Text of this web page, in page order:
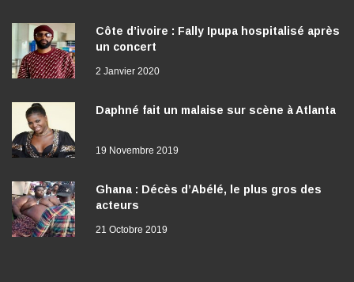
Côte d’ivoire : Fally Ipupa hospitalisé après
un concert
2 Janvier 2020
Daphné fait un malaise sur scène à Atlanta
19 Novembre 2019
Ghana : Décès d’Abélé, le plus gros des
acteurs
21 Octobre 2019